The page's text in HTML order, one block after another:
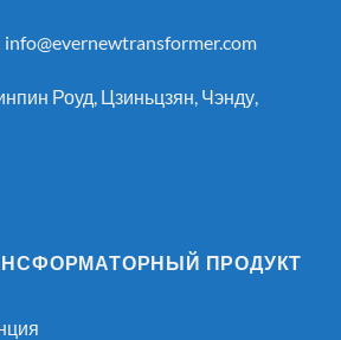
info@evernewtransformer.com
Роуд, Цзиньцзян, Чэнду,
ПРОДУКТ